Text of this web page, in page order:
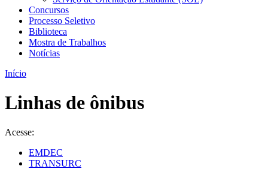
Concursos
Processo Seletivo
Biblioteca
Mostra de Trabalhos
Notícias
Início
Linhas de ônibus
Acesse:
EMDEC
TRANSURC